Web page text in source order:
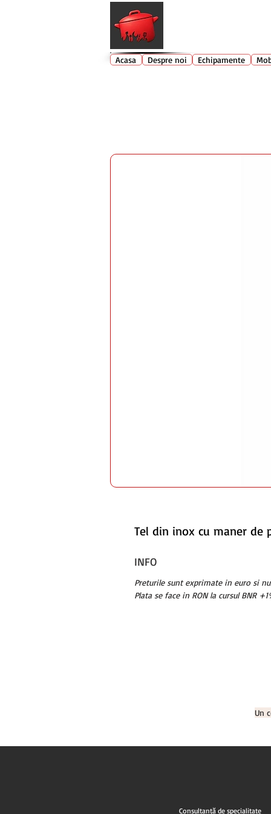
Tel din inox cu maner de
INFO
Preturile sunt exprimate in euro si
Plata se face in RON la cursul BNR
Un
Consultanță de specialitate
Acasa Despre noi Echipamente